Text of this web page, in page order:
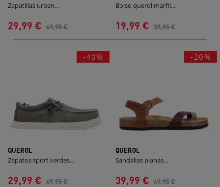
Zapatillas urban...
29,99 € 49,95 €
Bolso querol marfil...
19,99 € 39,95 €
-40%
QUEROL
Zapatos sport verdes...
29,99 € 49,95 €
-20%
QUEROL
Sandalias planas...
39,99 € 49,95 €